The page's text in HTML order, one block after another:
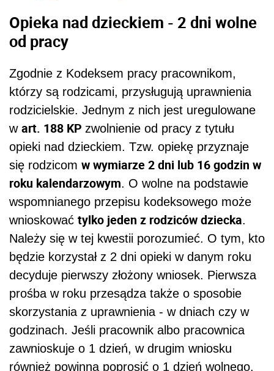
Opieka nad dzieckiem - 2 dni wolne
od pracy
Zgodnie z Kodeksem pracy pracownikom,
którzy są rodzicami, przysługują uprawnienia
rodzicielskie. Jednym z nich jest uregulowane
w art. 188 KP zwolnienie od pracy z tytułu
opieki nad dzieckiem. Tzw. opiekę przyznaje
się rodzicom w wymiarze 2 dni lub 16 godzin w
roku kalendarzowym. O wolne na podstawie
wspomnianego przepisu kodeksowego może
wnioskować tylko jeden z rodziców dziecka.
Należy się w tej kwestii porozumieć. O tym, kto
będzie korzystał z 2 dni opieki w danym roku
decyduje pierwszy złożony wniosek. Pierwsza
prośba w roku przesądza także o sposobie
skorzystania z uprawnienia - w dniach czy w
godzinach. Jeśli pracownik albo pracownica
zawnioskuje o 1 dzień, w drugim wniosku
również powinna poprosić o 1 dzień wolnego.